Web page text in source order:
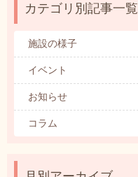
カテゴリ別記事一覧
施設の様子
イベント
お知らせ
コラム